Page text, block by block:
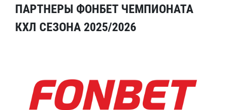
ПАРТНЕРЫ ФОНБЕТ ЧЕМПИОНАТА
КХЛ СЕЗОНА 2025/2026